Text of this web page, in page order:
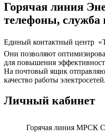
Горячая линия
телефоны, служба
Единый контактный центр 
Они позволяют
для повышения
На почтовый ящик
качество работы электросетей.
Личный кабинет
Горячая линия МРСК